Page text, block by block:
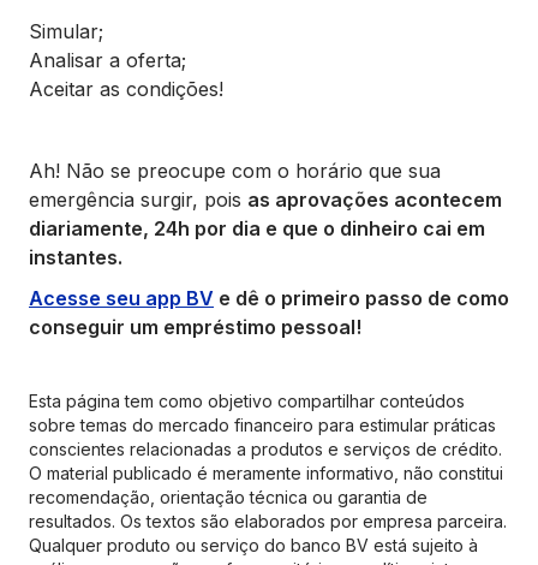
Simular;
Analisar a oferta;
Aceitar as condições!
Ah! Não se preocupe com o horário que sua
emergência surgir, pois as aprovações acontecem
diariamente, 24h por dia e que o dinheiro cai em
instantes.
Acesse seu app BV e dê o primeiro passo de como
conseguir um empréstimo pessoal!
Esta página tem como objetivo compartilhar conteúdos
sobre temas do mercado financeiro para estimular práticas
conscientes relacionadas a produtos e serviços de crédito.
O material publicado é meramente informativo, não constitui
recomendação, orientação técnica ou garantia de
resultados. Os textos são elaborados por empresa parceira.
Qualquer produto ou serviço do banco BV está sujeito à